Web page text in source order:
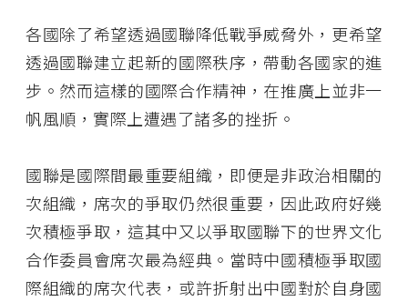
各國除了希望透過國聯降低戰爭威脅外，更希望
透過國聯建立起新的國際秩序，帶動各國家的進
步。然而這樣的國際合作精神，在推廣上並非一
帆風順，實際上遭遇了諸多的挫折。
國聯是國際間最重要組織，即便是非政治相關的
次組織，席次的爭取仍然很重要，因此政府好幾
次積極爭取，這其中又以爭取國聯下的世界文化
合作委員會席次最為經典。當時中國積極爭取國
際組織的席次代表，或許折射出中國對於自身國